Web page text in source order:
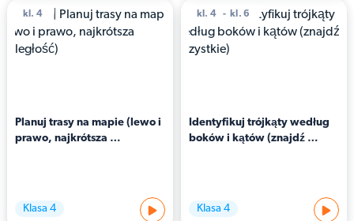
kl. 4
Planuj trasy na mapie (lewo i
prawo, najkrótsza
Klasa 4
kl. 4 kl. 6
Identyfikuj trójkąty według
boków i kątów (znajdź
Klasa 4